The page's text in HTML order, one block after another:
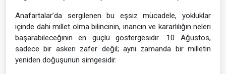
Anafartalar’da sergilenen bu eşsiz mücadele, yokluklar
içinde dahi millet olma bilincinin, inancın ve kararlılığın neleri
başarabileceğinin en güçlü göstergesidir. 10 Ağustos,
sadece bir askeri zafer değil; aynı zamanda bir milletin
yeniden doğuşunun simgesidir.